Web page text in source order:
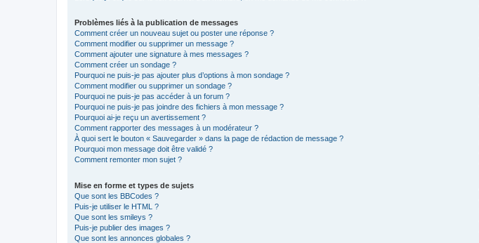
Problèmes liés à la publication de messages
Comment créer un nouveau sujet ou poster une réponse ?
Comment modifier ou supprimer un message ?
Comment ajouter une signature à mes messages ?
Comment créer un sondage ?
Pourquoi ne puis-je pas ajouter plus d’options à mon sondage ?
Comment modifier ou supprimer un sondage ?
Pourquoi ne puis-je pas accéder à un forum ?
Pourquoi ne puis-je pas joindre des fichiers à mon message ?
Pourquoi ai-je reçu un avertissement ?
Comment rapporter des messages à un modérateur ?
À quoi sert le bouton « Sauvegarder » dans la page de rédaction de message ?
Pourquoi mon message doit être validé ?
Comment remonter mon sujet ?
Mise en forme et types de sujets
Que sont les BBCodes ?
Puis-je utiliser le HTML ?
Que sont les smileys ?
Puis-je publier des images ?
Que sont les annonces globales ?